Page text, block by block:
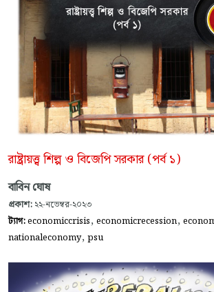
রাষ্ট্রায়ত্ত্ব শিল্প ও বিজেপি সরকার (পর্ব ১)
বাবিন ঘোষ
প্রকাশ: ২২-নভেম্বর-২০২৩
ট্যাগ:economiccrisis, economicrecession,
nationaleconomy, psu